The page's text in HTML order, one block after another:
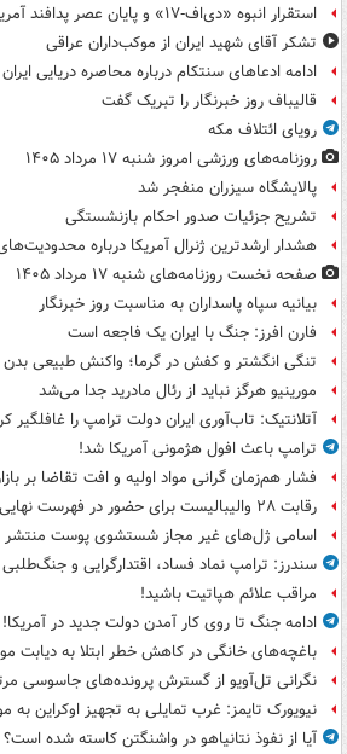
استقرار انبوه «دی‌اف‑۱۷» و پایان عصر پدافند آمریکا +عکس
تشکر آقای شهید ایران از موکب‌داران عراقی
ادامه ادعاهای سنتکام درباره محاصره دریایی ایران
قالیباف روز خبرنگار را تبریک گفت
رویای ائتلاف مکه
روزنامه‌های ورزشی امروز ‌شنبه ۱۷ مرداد ۱۴۰۵
پالایشگاه سیزران منفجر شد
تشریح جزئیات صدور احکام بازنشستگی
هشدار ارشدترین ژنرال آمریکا درباره
صفحه نخست روزنامه‌های شنبه ۱۷ مرداد ۱۴۰۵
بیانیه سپاه پاسداران به مناسبت روز خبرنگار
فارن افرز: جنگ با ایران یک فاجعه است
تنگی انگشتر و کفش در گرما؛ واکنش طبیعی
مورینیو هرگز نباید از رئال مادرید جدا می‌شد
آتلانتیک: تاب‌آوری ایران دولت ترامپ را غافلگیر
ترامپ باعث افول هژمونی آمریکا شد!
فشار هم‌زمان گرانی مواد اولیه و افت تقاضا بر
رقابت ۲۸ والیبالیست برای حضور در فهرست نهایی تیم ملی
اسامی ژل‌های غیر مجاز شستشوی پوست
سندرز: ترامپ نماد فساد، اقتدارگرایی و
مراقب علائم هپاتیت باشید!
ادامه جنگ تا روی کار آمدن دولت جدید در آمریکا!
باغچه‌های خانگی در کاهش خطر ابتلا به دیابت
نگرانی تل‌آویو از گسترش پرونده‌های جاسوسی
نیویورک تایمز: غرب تمایلی به تجهیز اوکراین
آیا از نفوذ نتانیاهو در واشنگتن کاسته شده است؟